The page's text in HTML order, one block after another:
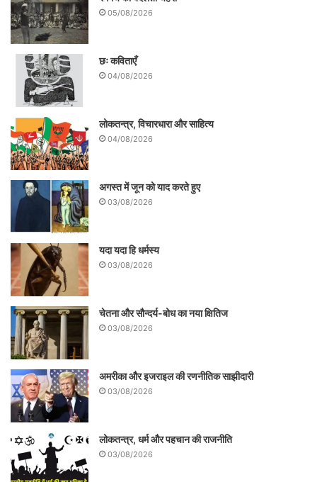
05/08/2026
छः कविताएँ
04/08/2026
लोकतन्त्र, विचारधारा और साहित्य
04/08/2026
अगस्त में जून को याद करते हुए
03/08/2026
यदा यदा हि धर्मस्य
03/08/2026
चेतना और सौन्दर्य-बोध का नया क्षितिज
03/08/2026
अमरीका और इजराइल की रणनीतिक साझीदारी
03/08/2026
लोकतन्त्र, धर्म और पहचान की राजनीति
03/08/2026